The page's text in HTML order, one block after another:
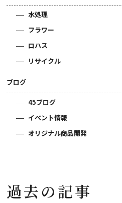
水処理
フラワー
ロハス
リサイクル
ブログ
45ブログ
イベント情報
オリジナル商品開発
過去の記事